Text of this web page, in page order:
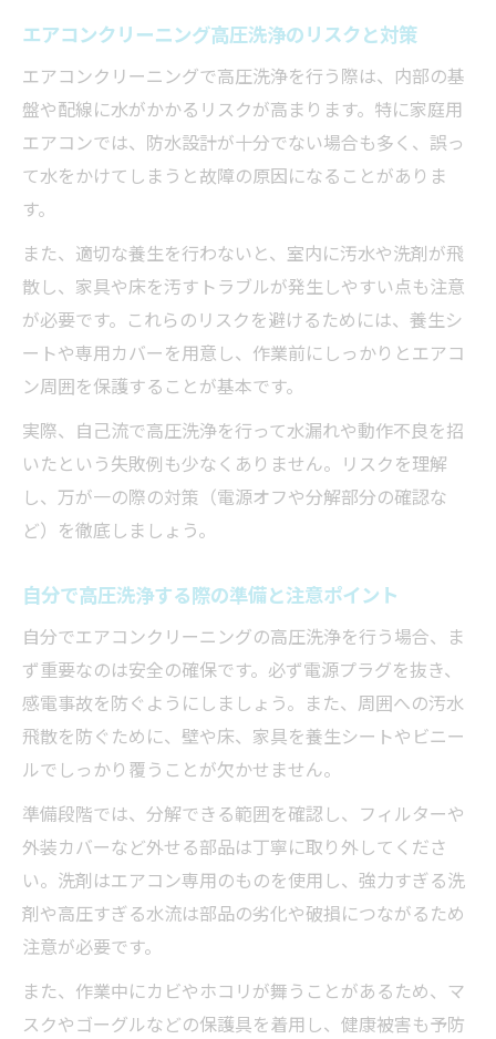
エアコンクリーニング高圧洗浄のリスクと対策
エアコンクリーニングで高圧洗浄を行う際は、内部の基
盤や配線に水がかかるリスクが高まります。特に家庭用
エアコンでは、防水設計が十分でない場合も多く、誤っ
て水をかけてしまうと故障の原因になることがありま
す。
また、適切な養生を行わないと、室内に汚水や洗剤が飛
散し、家具や床を汚すトラブルが発生しやすい点も注意
が必要です。これらのリスクを避けるためには、養生シ
ートや専用カバーを用意し、作業前にしっかりとエアコ
ン周囲を保護することが基本です。
実際、自己流で高圧洗浄を行って水漏れや動作不良を招
いたという失敗例も少なくありません。リスクを理解
し、万が一の際の対策（電源オフや分解部分の確認な
ど）を徹底しましょう。
自分で高圧洗浄する際の準備と注意ポイント
自分でエアコンクリーニングの高圧洗浄を行う場合、ま
ず重要なのは安全の確保です。必ず電源プラグを抜き、
感電事故を防ぐようにしましょう。また、周囲への汚水
飛散を防ぐために、壁や床、家具を養生シートやビニー
ルでしっかり覆うことが欠かせません。
準備段階では、分解できる範囲を確認し、フィルターや
外装カバーなど外せる部品は丁寧に取り外してくださ
い。洗剤はエアコン専用のものを使用し、強力すぎる洗
剤や高圧すぎる水流は部品の劣化や破損につながるため
注意が必要です。
また、作業中にカビやホコリが舞うことがあるため、マ
スクやゴーグルなどの保護具を着用し、健康被害も予防